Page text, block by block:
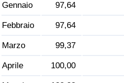
Gennaio
97,64
Febbraio 97,64
Marzo 99,37
Aprile 100,00
Nazione